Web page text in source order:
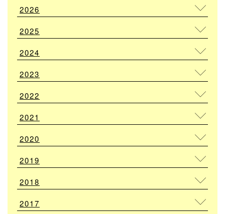
2026
2025
2024
2023
2022
2021
2020
2019
2018
2017